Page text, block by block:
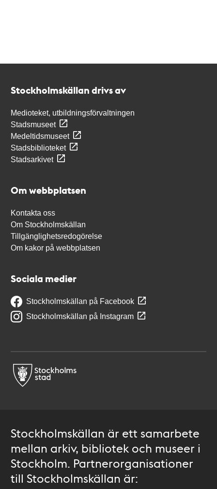
Stockholmskällan drivs av
Medioteket, utbildningsförvaltningen
Stadsmuseet
Medeltidsmuseet
Stadsbiblioteket
Stadsarkivet
Om webbplatsen
Kontakta oss
Om Stockholmskällan
Tillgänglighetsredogörelse
Om kakor på webbplatsen
Sociala medier
Stockholmskällan på Facebook
Stockholmskällan på Instagram
Stockholmskällan är ett samarbete
mellan arkiv, bibliotek och museer i
Stockholm. Partnerorganisationer
till Stockholmskällan är: